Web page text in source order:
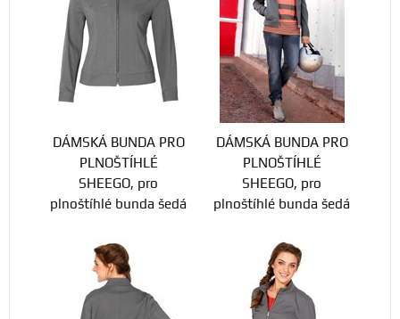
DÁMSKÁ BUNDA PRO
PLNOŠTÍHLÉ
SHEEGO, pro
plnoštíhlé bunda šedá
DÁMSKÁ BUNDA PRO
PLNOŠTÍHLÉ
SHEEGO, pro
plnoštíhlé bunda šedá